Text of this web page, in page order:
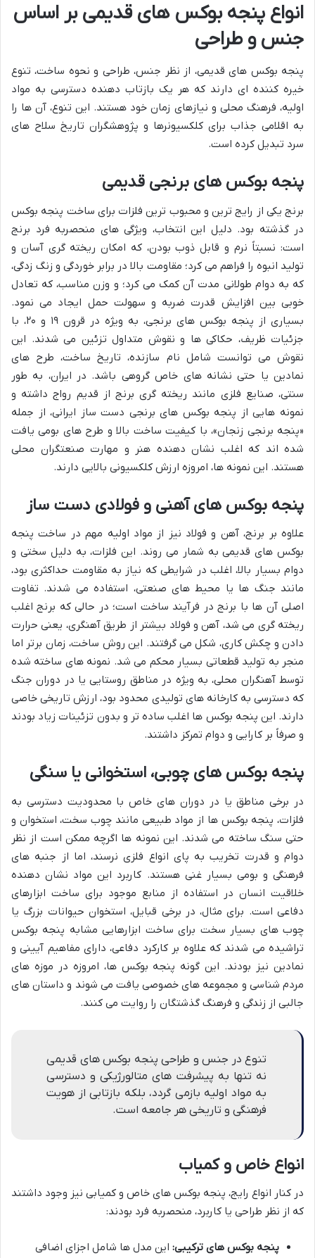
انواع پنجه بوکس های قدیمی بر اساس
جنس و طراحی
پنجه بوکس های قدیمی، از نظر جنس، طراحی و نحوه ساخت، تنوع
خیره کننده ای دارند که هر یک بازتاب دهنده دسترسی به مواد
اولیه، فرهنگ محلی و نیازهای زمان خود هستند. این تنوع، آن ها را
به اقلامی جذاب برای کلکسیونرها و پژوهشگران تاریخ سلاح های
سرد تبدیل کرده است.
پنجه بوکس های برنجی قدیمی
برنج یکی از رایج ترین و محبوب ترین فلزات برای ساخت پنجه بوکس
در گذشته بود. دلیل این انتخاب، ویژگی های منحصربه فرد برنج
است: نسبتاً نرم و قابل ذوب بودن، که امکان ریخته گری آسان و
تولید انبوه را فراهم می کرد؛ مقاومت بالا در برابر خوردگی و زنگ زدگی،
که به دوام طولانی مدت آن کمک می کرد؛ و وزن مناسب، که تعادل
خوبی بین افزایش قدرت ضربه و سهولت حمل ایجاد می نمود.
بسیاری از پنجه بوکس های برنجی، به ویژه در قرون ۱۹ و ۲۰، با
جزئیات ظریف، حکاکی ها و نقوش متداول تزئین می شدند. این
نقوش می توانست شامل نام سازنده، تاریخ ساخت، طرح های
نمادین یا حتی نشانه های خاص گروهی باشد. در ایران، به طور
سنتی، صنایع فلزی مانند ریخته گری برنج از قدیم رواج داشته و
نمونه هایی از پنجه بوکس های برنجی دست ساز ایرانی، از جمله
«پنجه برنجی زنجان»، با کیفیت ساخت بالا و طرح های بومی یافت
شده اند که اغلب نشان دهنده هنر و مهارت صنعتگران محلی
هستند. این نمونه ها، امروزه ارزش کلکسیونی بالایی دارند.
پنجه بوکس های آهنی و فولادی دست ساز
علاوه بر برنج، آهن و فولاد نیز از مواد اولیه مهم در ساخت پنجه
بوکس های قدیمی به شمار می روند. این فلزات، به دلیل سختی و
دوام بسیار بالا، اغلب در شرایطی که نیاز به مقاومت حداکثری بود،
مانند جنگ ها یا محیط های صنعتی، استفاده می شدند. تفاوت
اصلی آن ها با برنج در فرآیند ساخت است؛ در حالی که برنج اغلب
ریخته گری می شد، آهن و فولاد بیشتر از طریق آهنگری، یعنی حرارت
دادن و چکش کاری، شکل می گرفتند. این روش ساخت، زمان برتر اما
منجر به تولید قطعاتی بسیار محکم می شد. نمونه های ساخته شده
توسط آهنگران محلی، به ویژه در مناطق روستایی یا در دوران جنگ
که دسترسی به کارخانه های تولیدی محدود بود، ارزش تاریخی خاصی
دارند. این پنجه بوکس ها اغلب ساده تر و بدون تزئینات زیاد بودند
و صرفاً بر کارایی و دوام تمرکز داشتند.
پنجه بوکس های چوبی، استخوانی یا سنگی
در برخی مناطق یا در دوران های خاص با محدودیت دسترسی به
فلزات، پنجه بوکس ها از مواد طبیعی مانند چوب سخت، استخوان و
حتی سنگ ساخته می شدند. این نمونه ها اگرچه ممکن است از نظر
دوام و قدرت تخریب به پای انواع فلزی نرسند، اما از جنبه های
فرهنگی و بومی بسیار غنی هستند. کاربرد این مواد نشان دهنده
خلاقیت انسان در استفاده از منابع موجود برای ساخت ابزارهای
دفاعی است. برای مثال، در برخی قبایل، استخوان حیوانات بزرگ یا
چوب های بسیار سخت برای ساخت ابزارهایی مشابه پنجه بوکس
تراشیده می شدند که علاوه بر کارکرد دفاعی، دارای مفاهیم آیینی و
نمادین نیز بودند. این گونه پنجه بوکس ها، امروزه در موزه های
مردم شناسی و مجموعه های خصوصی یافت می شوند و داستان های
جالبی از زندگی و فرهنگ گذشتگان را روایت می کنند.
تنوع در جنس و طراحی پنجه بوکس های قدیمی
نه تنها به پیشرفت های متالورژیکی و دسترسی
به مواد اولیه بازمی گردد، بلکه بازتابی از هویت
فرهنگی و تاریخی هر جامعه است.
انواع خاص و کمیاب
در کنار انواع رایج، پنجه بوکس های خاص و کمیابی نیز وجود داشتند
که از نظر طراحی یا کاربرد، منحصربه فرد بودند:
پنجه بوکس های ترکیبی: این مدل ها شامل اجزای اضافی